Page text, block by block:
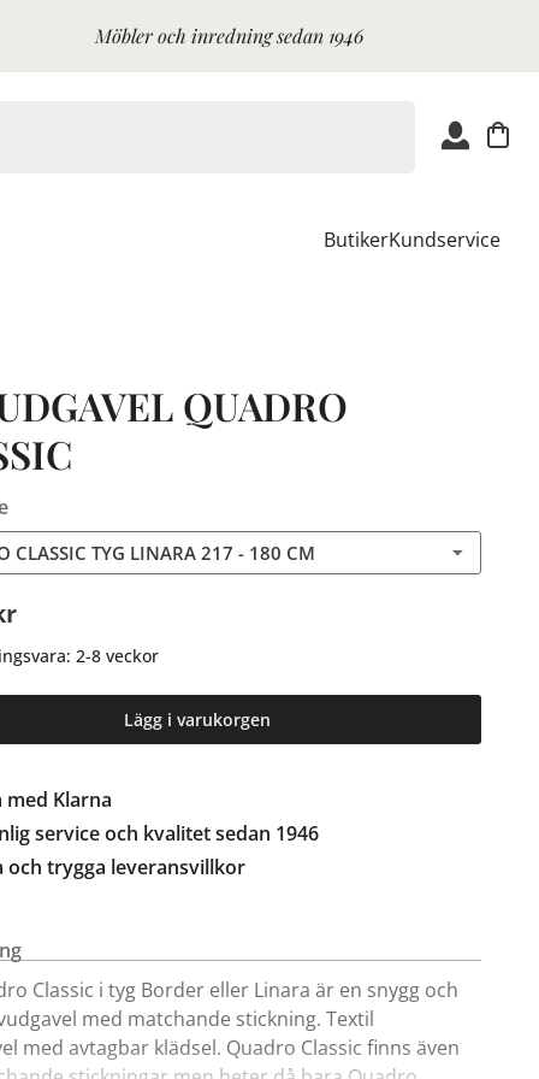
Möbler och inredning sedan 1946
ButikerKundservice
QUADRO
CLASSIC TYG LINARA 217 - 180 CM
2-8 veckor
Lägg i varukorgen
med Klarna
service och kvalitet sedan 1946
och trygga leveransvillkor
Classic i tyg Border eller Linara är en snygg och
med matchande stickning. Textil
med avtagbar klädsel. Quadro Classic finns även